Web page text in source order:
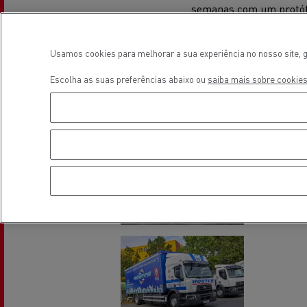
semanas com um
nossa própria oficina
Usamos cookies para melhorar a sua experiência no nosso
Escolha as suas preferências abaixo ou saiba mais sobre cookies.